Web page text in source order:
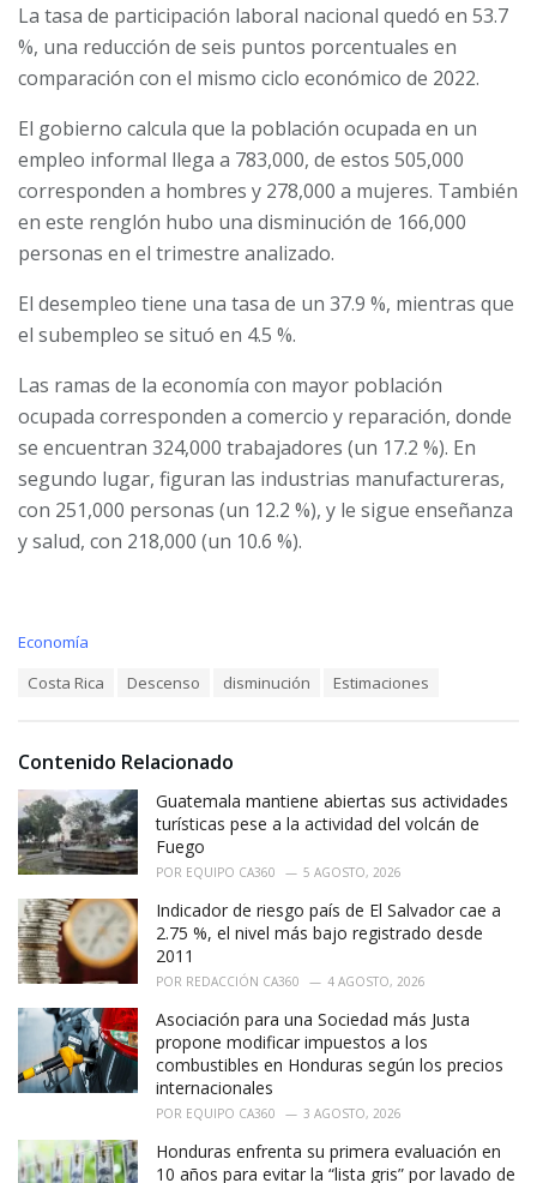
La tasa de participación laboral nacional quedó en 53.7
%, una reducción de seis puntos porcentuales en
comparación con el mismo ciclo económico de 2022.
El gobierno calcula que la población ocupada en un
empleo informal llega a 783,000, de estos 505,000
corresponden a hombres y 278,000 a mujeres. También
en este renglón hubo una disminución de 166,000
personas en el trimestre analizado.
El desempleo tiene una tasa de un 37.9 %, mientras que
el subempleo se situó en 4.5 %.
Las ramas de la economía con mayor población
ocupada corresponden a comercio y reparación, donde
se encuentran 324,000 trabajadores (un 17.2 %). En
segundo lugar, figuran las industrias manufactureras,
con 251,000 personas (un 12.2 %), y le sigue enseñanza
y salud, con 218,000 (un 10.6 %).
C
r
i
e
s
:
Economía
:
Costa Rica Descenso disminución Estimaciones
Contenido Relacionado
Guatemala mantiene abiertas sus actividades
turísticas pese a la actividad del volcán de
Fuego
POR EQUIPO CA360 5 AGOSTO, 2026
Indicador de riesgo país de El Salvador cae a
2.75 %, el nivel más bajo registrado desde
2011
POR REDACCIÓN CA360 4 AGOSTO, 2026
Asociación para una Sociedad más Justa
propone modificar impuestos a los
combustibles en Honduras según los precios
internacionales
POR EQUIPO CA360 3 AGOSTO, 2026
Honduras enfrenta su primera evaluación en
10 años para evitar la “lista gris” por lavado de